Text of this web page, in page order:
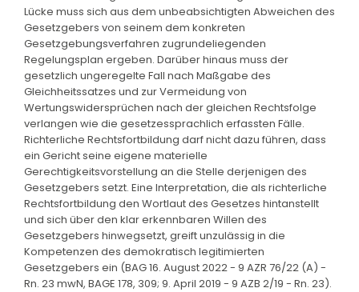
Lücke muss sich aus dem unbeabsichtigten Abweichen des
Gesetzgebers von seinem dem konkreten
Gesetzgebungsverfahren zugrundeliegenden
Regelungsplan ergeben. Darüber hinaus muss der
gesetzlich ungeregelte Fall nach Maßgabe des
Gleichheitssatzes und zur Vermeidung von
Wertungswidersprüchen nach der gleichen Rechtsfolge
verlangen wie die gesetzessprachlich erfassten Fälle.
Richterliche Rechtsfortbildung darf nicht dazu führen, dass
ein Gericht seine eigene materielle
Gerechtigkeitsvorstellung an die Stelle derjenigen des
Gesetzgebers setzt. Eine Interpretation, die als richterliche
Rechtsfortbildung den Wortlaut des Gesetzes hintanstellt
und sich über den klar erkennbaren Willen des
Gesetzgebers hinwegsetzt, greift unzulässig in die
Kompetenzen des demokratisch legitimierten
Gesetzgebers ein (BAG 16. August 2022 - 9 AZR 76/22 (A) -
Rn. 23 mwN, BAGE 178, 309; 9. April 2019 - 9 AZB 2/19 - Rn. 23).